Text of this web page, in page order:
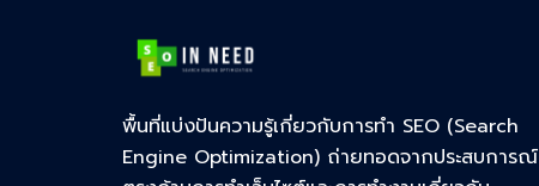
พื้นที่แบ่งปันความรู้เกี่ยวกับการทำ SEO (Search
Engine Optimization) ถ่ายทอดจากประสบการณ์